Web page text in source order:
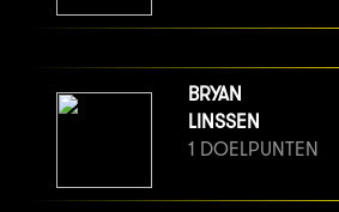
BRYAN
LINSSEN
1 DOELPUNTEN